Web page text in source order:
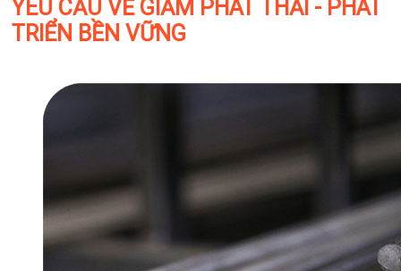
YÊU CẦU VỀ GIẢM PHÁT THẢI - PHÁT
TRIỂN BỀN VỮNG